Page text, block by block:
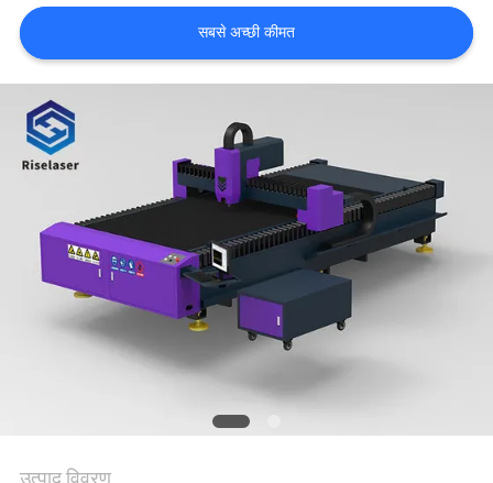
एक
उद्धरण
की
विनती
РУССКИЙ
САЙТ
PRIVACY
सबसे अच्छी कीमत